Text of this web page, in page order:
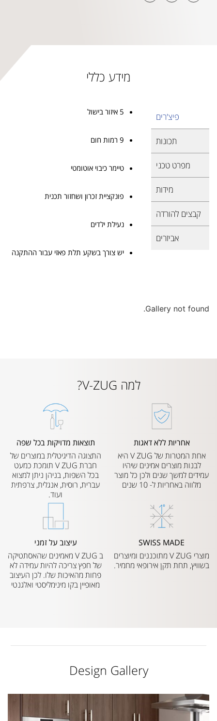
מידע כללי
פיצ'רים
תכונות
מפרט טכני
מידות
קבצים להורדה
אביזרים
5 איזור בישול
9 רמות חום
טיימר כיבוי אוטומטי
פונקציית זכרון ושחזור תכנית
נעילת ילדים
יש צורך בשקע תלת פאזי עבור ההתקנה
Gallery not found.
למה V-ZUG?
אחריות ללא דאגות
אחת המטרות של V ZUG היא
לבנות מוצרים אמינים שיהיו
עמידים למשך שנים ולכן כל מוצר
מלווה באחריות ל- 10 שנים
תוצאות מדויקות בכל שפה
התצוגה הדיגיטלית במוצרים של
חברת V ZUG תומכת כמעט
בכל השפות, בניהן ניתן למצוא
עברית, רוסית, אנגלית, צרפתית
ועוד.
SWISS MADE
מוצרי V ZUG מתוכננים ומיוצרים
בשוויץ, תחת תקן אירופאי מחמיר.
עיצוב על זמני
ב V ZUG מאמינים שהאסתטיקה
של חפץ צריכה להיות עמידה לא
פחות מהאיכות שלו. לכן העיצוב
מאופיין בקו מינימליסטי ואלגנטי
Design Gallery